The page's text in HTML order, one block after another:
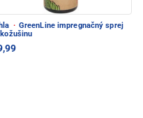
· GreenLine impregnačný sprej